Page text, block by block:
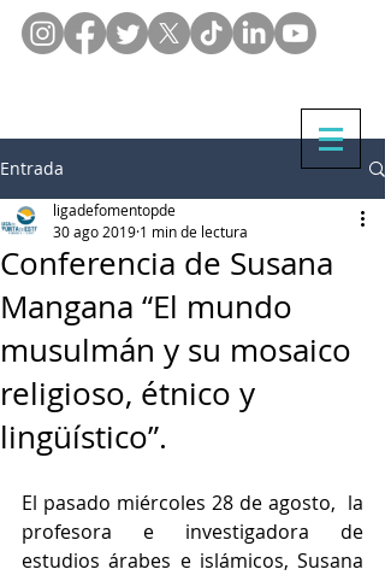
Entrada
Conferencia de Susana
Mangana “El mundo
musulmán y su mosaico
religioso, étnico y
lingüístico”.
ligadefomentopde
30 ago 2019 1 min de lectura
El pasado miércoles 28 de agosto,  la
profesora e investigadora de
estudios árabes e islámicos, Susana